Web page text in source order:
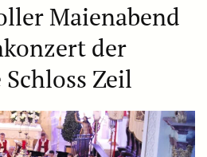
Maienabend
der
Zeil